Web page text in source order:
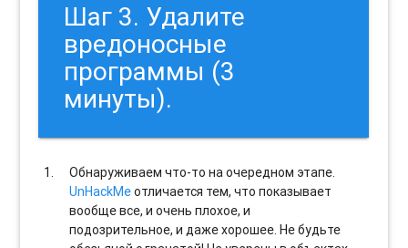
Шаг 3. Удалите
вредоносные
программы (3
минуты).
Обнаруживаем что-то на очередном этапе.
UnHackMeотличается тем, что показывает
вообще все, и очень плохое, и
подозрительное, и даже хорошее. Не будьте